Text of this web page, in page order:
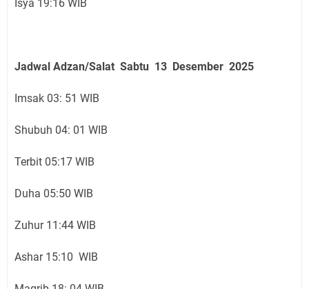
Isya 19:16 WIB
Jadwal Adzan/Salat Sabtu 13 Desember 2025
Imsak 03: 51 WIB
Shubuh 04: 01 WIB
Terbit 05:17 WIB
Duha 05:50 WIB
Zuhur 11:44 WIB
Ashar 15:10 WIB